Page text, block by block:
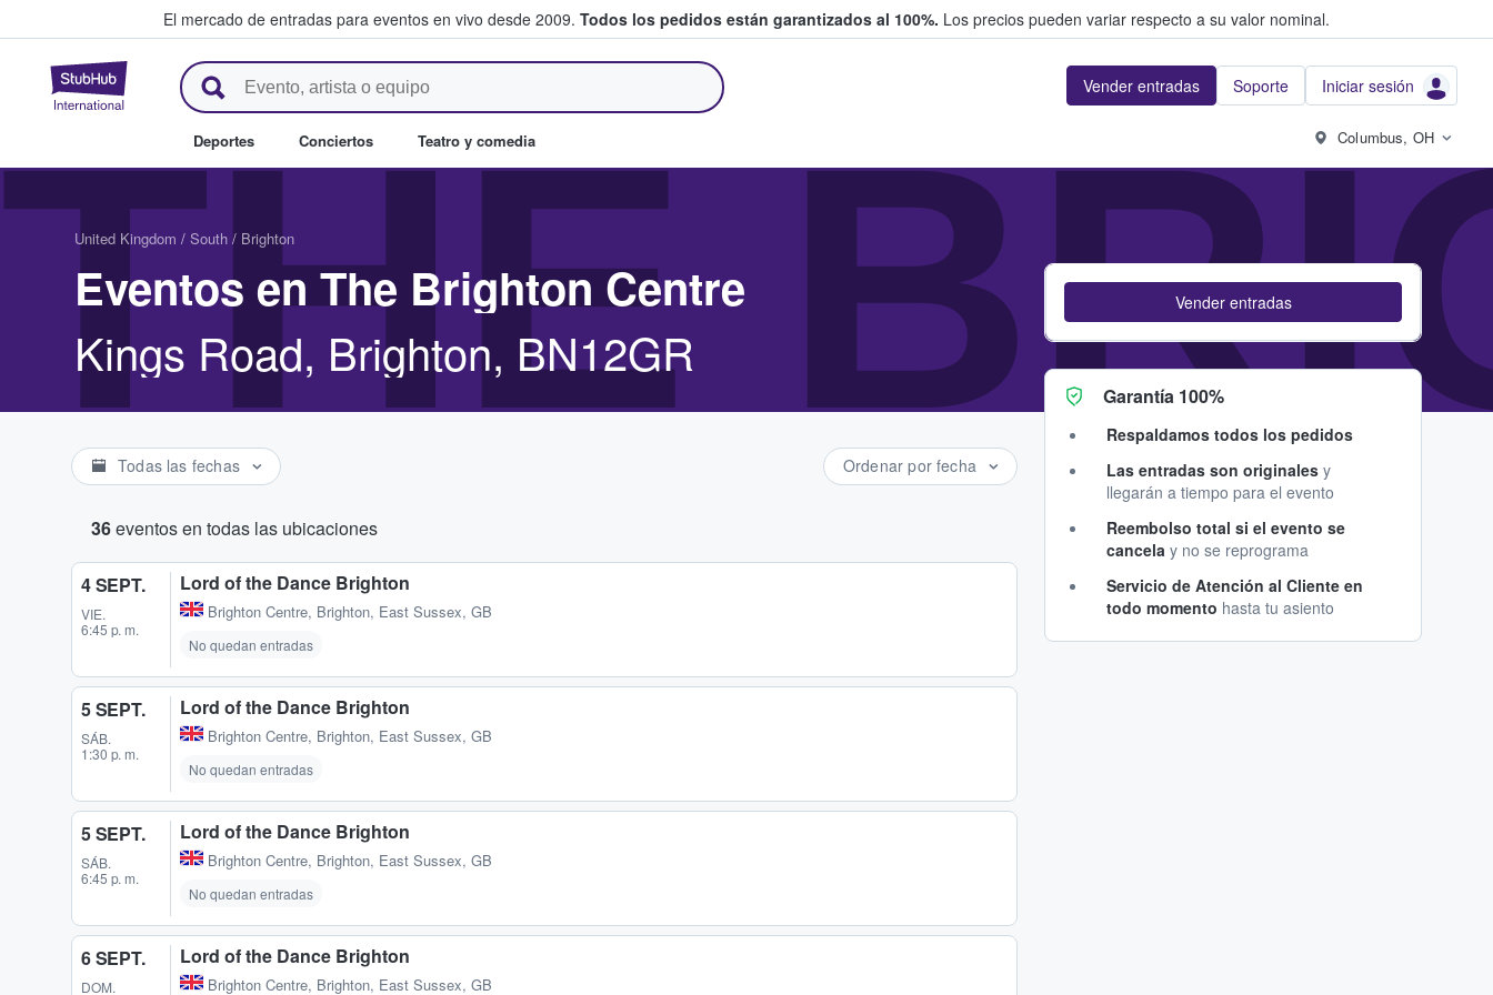
El mercado de entradas para eventos en vivo desde 2009. Todos los pedidos están garantizados al 100%. Los precios pueden variar respecto a su valor nominal.
StubHub: compra y venta de entradas entre fans Vender entradas Soporte Iniciar sesión
Deportes Conciertos Teatro y comedia Columbus, OH
THE
United Kingdom / South / Brighton
Eventos en The Brighton Centre
Kings Road, Brighton, BN12GR
Todas las fechas Ordenar por fecha
36eventos en todas las ubicaciones
4 SEPT.
VIE.
6:45 p. m.
Lord of the Dance Brighton
Brighton Centre, Brighton, East Sussex, GB
No quedan entradas
5 SEPT.
SÁB.
1:30 p. m.
Lord of the Dance Brighton
Brighton Centre, Brighton, East Sussex, GB
No quedan entradas
5 SEPT.
SÁB.
6:45 p. m.
Lord of the Dance Brighton
Brighton Centre, Brighton, East Sussex, GB
No quedan entradas
6 SEPT.
DOM.
Lord of the Dance Brighton
Brighton Centre, Brighton, East Sussex, GB
Vender entradas
Garantía 100%
Respaldamos todos los pedidos
Las entradas son originales y
llegarán a tiempo para el evento
Reembolso total si el evento se
cancela y no se reprograma
Servicio de Atención al Cliente en
todo momento hasta tu asiento